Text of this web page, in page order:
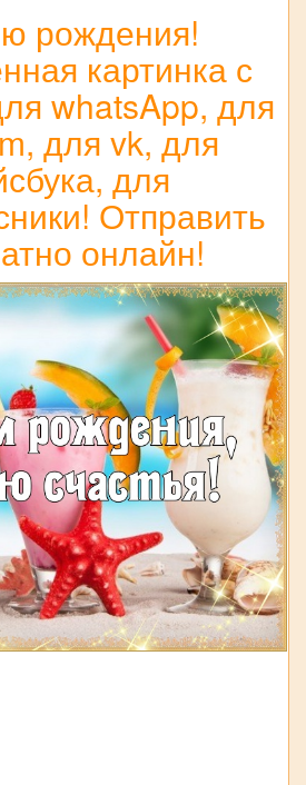
рождения!
картинка с
whatsApp, для
для vk, для
для
Отправить
онлайн!